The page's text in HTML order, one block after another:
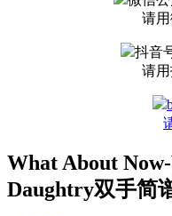
请
抖音
请
What About
Daughtry双手简